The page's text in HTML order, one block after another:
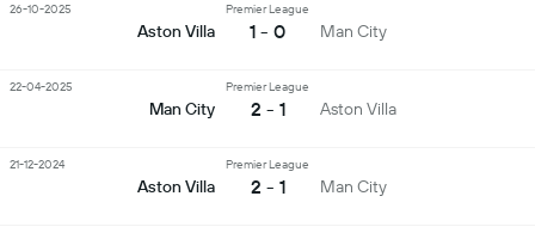
Aston Villa
Premier League
1 - 0 Man City
26-10-2025
Man City
Premier League
2 - 1 Aston Villa
22-04-2025
Aston Villa
Premier League
2 - 1 Man City
21-12-2024